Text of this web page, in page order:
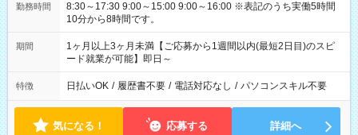
勤務時間
8:30～17:30 9:00～15:00 9:00～16:00 ※表記のうち実働5時間
10分から8時間です。
期間
1ヶ月以上3ヶ月未満【ご応募から1週間以内(最短2日目)のスピ
ード就業が可能】即日～
特徴 日払いOK / 履歴書不要 / 電話対応なし / パソコンスキル不要
気になる！ 応募する 詳細へ